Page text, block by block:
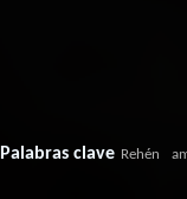
Palabras clave Rehén